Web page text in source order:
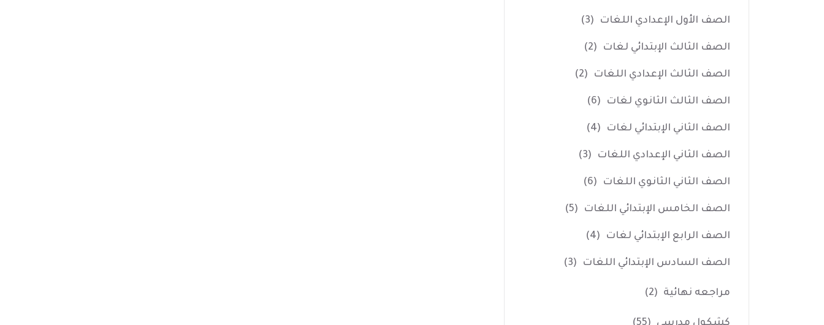
الصف الأول الإعدادي اللغات (3)
الصف الثالث الإبتدائي لغات (2)
الصف الثالث الإعدادي اللغات (2)
الصف الثالث الثانوي لغات (6)
الصف الثاني الإبتدائي لغات (4)
الصف الثاني الإعدادي اللغات (3)
الصف الثاني الثانوي اللغات (6)
الصف الخامس الإبتدائي اللغات (5)
الصف الرابع الإبتدائي لغات (4)
الصف السادس الإبتدائي اللغات (3)
مراجعه نهائية (2)